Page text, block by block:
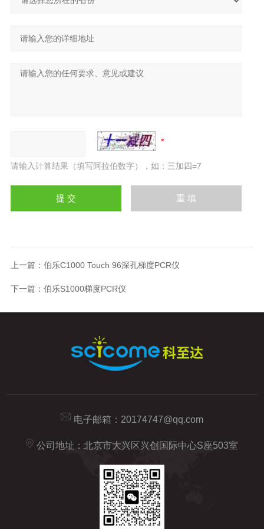
请输入计算结果（填写阿拉伯数字），如：三加四=7
上一篇： 伯乐C1000 Touch 96深孔梯度PCR仪
下一篇： 伯乐S1000梯度PCR仪
电子邮箱： 20174747@qq.com
公司地址：北京市大兴区兴创国际中心S座503室